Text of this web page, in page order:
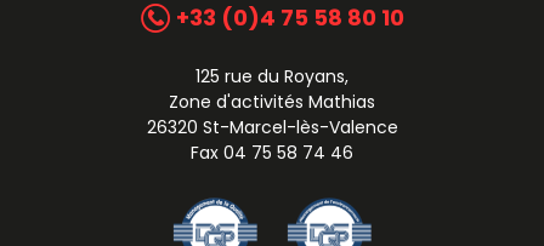
+33 (0)4 75 58 80 10
125 rue du Royans,
Zone d'activités Mathias
26320 St-Marcel-lès-Valence
Fax 04 75 58 74 46